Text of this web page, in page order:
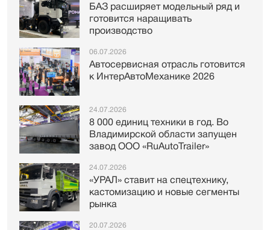
БАЗ расширяет модельный ряд и
готовится наращивать
производство
06.07.2026
Автосервисная отрасль готовится
к ИнтерАвтоМеханике 2026
24.07.2026
8 000 единиц техники в год. Во
Владимирской области запущен
завод ООО «RuAutoTrailer»
24.07.2026
«УРАЛ» ставит на спецтехнику,
кастомизацию и новые сегменты
рынка
20.07.2026